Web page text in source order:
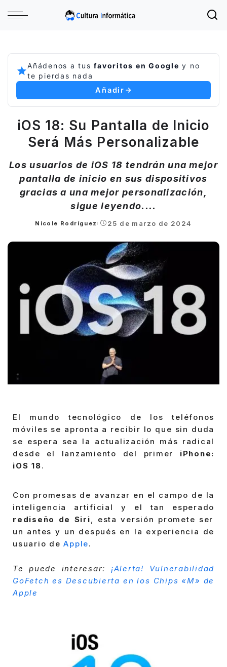
Añádenos a tusfavoritos en Google y no
te pierdas nada
Añadir
iOS 18: Su Pantalla de Inicio
Será Más Personalizable
Los usuarios de iOS 18 tendrán una mejor
pantalla de inicio en sus dispositivos
gracias a una mejor personalización,
sigue leyendo....
Posted
Nicole Rodríguez 25 de marzo de 2024
El mundo tecnológico de los teléfonos
móviles se apronta a recibir lo que sin duda
se espera sea la actualización más radical
desde el lanzamiento del primer
iPhone:
iOS 18.
Con promesas de avanzar en el campo de la
inteligencia artificial y el tan esperado
rediseño de Siri, esta versión promete ser
un antes y un después en la experiencia de
usuario deApple.
Te puede interesar: ¡Alerta! Vulnerabilidad
GoFetch es Descubierta en los Chips «M» de
Apple